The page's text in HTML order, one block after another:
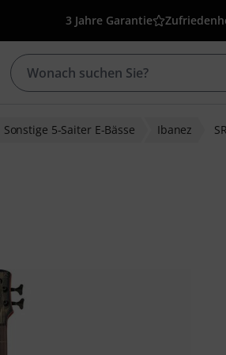
3 Jahre Garantie
Sonstige 5-Saiter E-Bässe Ibanez